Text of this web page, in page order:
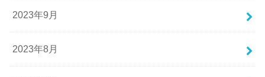
2023年9月
2023年8月